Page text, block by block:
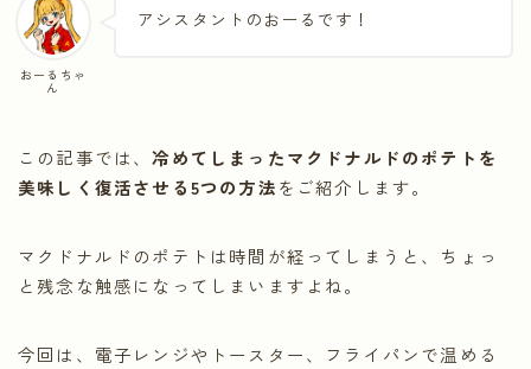
おーるちゃ
ん
アシスタントのおーるです！
この記事では、冷めてしまったマクドナルドのポテトを
美味しく復活させる5つの方法をご紹介します。
マクドナルドのポテトは時間が経ってしまうと、ちょっ
と残念な触感になってしまいますよね。
今回は、電子レンジやトースター、フライパンで温める